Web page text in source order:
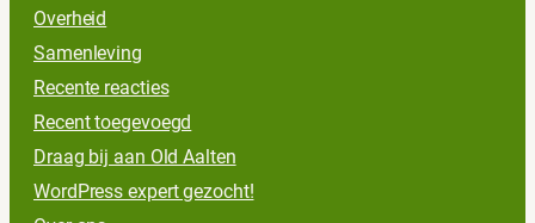
Overheid
Samenleving
Recente reacties
Recent toegevoegd
Draag bij aan Old Aalten
WordPress expert gezocht!